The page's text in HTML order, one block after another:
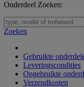
Onderdeel Zoeken:
Zoeken:
Zoeken
Gebruikte
Leveringscondities
Ongebruikte
Verzendkosten